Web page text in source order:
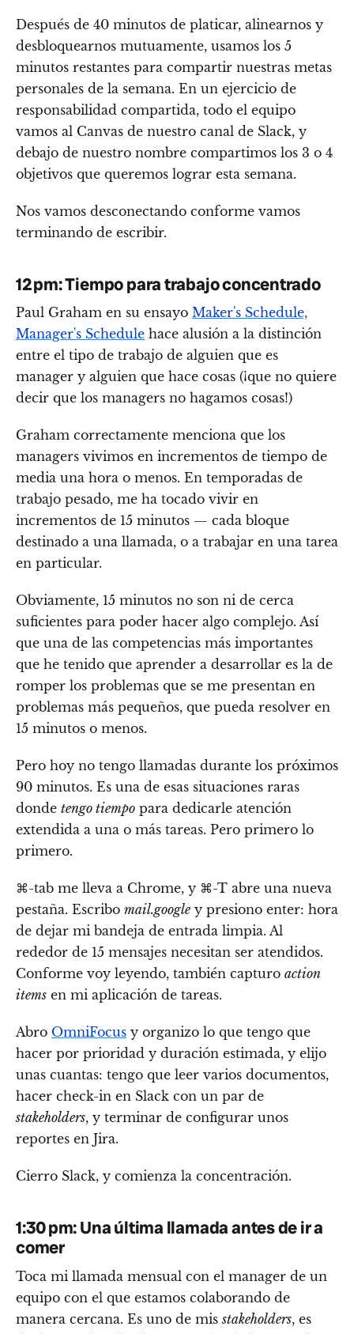
Después de 40 minutos de platicar, alinearnos y
desbloquearnos mutuamente, usamos los 5
minutos restantes para compartir nuestras metas
personales de la semana. En un ejercicio de
responsabilidad compartida, todo el equipo
vamos al Canvas de nuestro canal de Slack, y
debajo de nuestro nombre compartimos los 3 o 4
objetivos que queremos lograr esta semana.
Nos vamos desconectando conforme vamos
terminando de escribir.
12 pm: Tiempo para trabajo concentrado
Paul Graham en su ensayo Maker's Schedule,
Manager's Schedule hace alusión a la distinción
entre el tipo de trabajo de alguien que es
manager y alguien que hace cosas (¡que no quiere
decir que los managers no hagamos cosas!)
Graham correctamente menciona que los
managers vivimos en incrementos de tiempo de
media una hora o menos. En temporadas de
trabajo pesado, me ha tocado vivir en
incrementos de 15 minutos — cada bloque
destinado a una llamada, o a trabajar en una tarea
en particular.
Obviamente, 15 minutos no son ni de cerca
suficientes para poder hacer algo complejo. Así
que una de las competencias más importantes
que he tenido que aprender a desarrollar es la de
romper los problemas que se me presentan en
problemas más pequeños, que pueda resolver en
15 minutos o menos.
Pero hoy no tengo llamadas durante los próximos
90 minutos. Es una de esas situaciones raras
donde tengo tiempo para dedicarle atención
extendida a una o más tareas. Pero primero lo
primero.
⌘-tab me lleva a Chrome, y ⌘-T abre una nueva
pestaña. Escribo mail.google y presiono enter: hora
de dejar mi bandeja de entrada limpia. Al
rededor de 15 mensajes necesitan ser atendidos.
Conforme voy leyendo, también capturo action
items en mi aplicación de tareas.
Abro OmniFocus y organizo lo que tengo que
hacer por prioridad y duración estimada, y elijo
unas cuantas: tengo que leer varios documentos,
hacer check-in en Slack con un par de
stakeholders, y terminar de configurar unos
reportes en Jira.
Cierro Slack, y comienza la concentración.
1:30 pm: Una última llamada antes de ir a
comer
Toca mi llamada mensual con el manager de un
equipo con el que estamos colaborando de
manera cercana. Es uno de misstakeholders, es